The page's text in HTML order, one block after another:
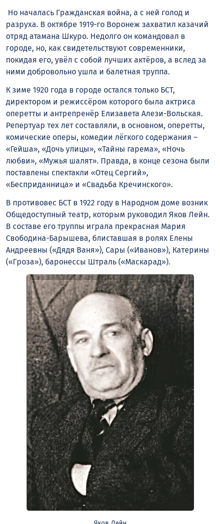
Но началась Гражданская война, а с ней голод и
разруха. В октябре 1919-го Воронеж захватил казачий
отряд атамана Шкуро. Недолго он командовал в
городе, но, как свидетельствуют современники,
покидая его, увёл с собой лучших актёров, а вслед за
ними добровольно ушла и балетная труппа.
К зиме 1920 года в городе остался только БСТ,
директором и режиссёром которого была актриса
оперетты и антрепренёр Елизавета Алези-Вольская.
Репертуар тех лет составляли, в основном, оперетты,
комические оперы, комедии лёгкого содержания –
«Гейша», «Дочь улицы», «Тайны гарема», «Ночь
любви», «Мужья шалят». Правда, в конце сезона были
поставлены спектакли «Отец Сергий»,
«Бесприданница» и «Свадьба Кречинского».
В противовес БСТ в 1922 году в Народном доме возник
Общедоступный театр, которым руководил Яков Лейн.
В составе его труппы играла прекрасная Мария
Свободина-Барышева, блиставшая в ролях Елены
Андреевны («Дядя Ваня»), Сары («Иванов»), Катерины
(«Гроза»), баронессы Штраль («Маскарад»).